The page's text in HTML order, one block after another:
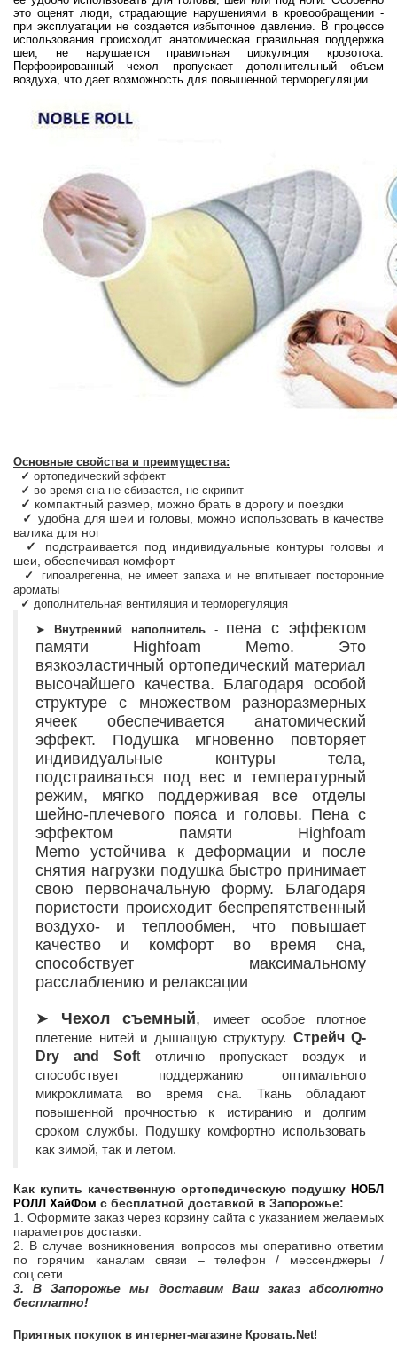
это оценят люди, страдающие нарушениями в кровообращении -
при эксплуатации не создается избыточное давление. В процессе
использования происходит анатомическая правильная поддержка
шеи, не нарушается правильная циркуляция кровотока.
Перфорированный чехол пропускает дополнительный объем
воздуха, что дает возможность для повышенной терморегуляции.
Основные свойства и преимущества:
✓ ортопедический эффект
✓ во время сна не сбивается, не скрипит
✓ компактный размер, можно брать в дорогу и поездки
✓ удобна для шеи и головы, можно использовать в качестве
валика для ног
✓
подстраивается под индивидуальные контуры головы и
шеи, обеспечивая комфорт
✓
гипоалрегенна, не имеет запаха и не впитывает посторонние
ароматы
✓ дополнительная вентиляция и терморегуляция
➤
Внутренний наполнитель- пена с эффектом
памяти Highfoam Memo. Это
вязкоэластичный ортопедический материал
высочайшего качества. Благодаря особой
структуре с множеством разноразмерных
ячеек обеспечивается анатомический
эффект. Подушка мгновенно повторяет
индивидуальные контуры тела,
подстраиваться под вес и температурный
режим, мягко поддерживая все отделы
шейно-плечевого пояса и головы. Пена с
эффектом памяти Highfoam
Memo устойчива к деформации и после
снятия нагрузки подушка быстро принимает
свою первоначальную форму. Благодаря
пористости происходит беспрепятственный
воздухо- и теплообмен, что повышает
качество и комфорт во время сна,
способствует максимальному
расслаблению и релаксации
➤ Чехол съемный,
имеет особое плотное
плетение нитей и дышащую структуру. Стрейч Q-
Dry and Soft отлично пропускает воздух и
способствует поддержанию оптимального
микроклимата во время сна. Ткань обладают
повышенной прочностью к истиранию и долгим
сроком службы. Подушку комфортно использовать
как зимой, так и летом.
Как купить качественную ортопедическую подушку НОБЛ
РОЛЛ ХайФом с бесплатной доставкой в Запорожье:
1. Оформите заказ через корзину сайта с указанием желаемых
параметров доставки.
2. В случае возникновения вопросов мы оперативно ответим
по горячим каналам связи – телефон / мессенджеры /
соц.сети.
3. В Запорожье мы доставим Ваш заказ абсолютно
бесплатно!
Приятных покупок в интернет-магазине Кровать. Net!